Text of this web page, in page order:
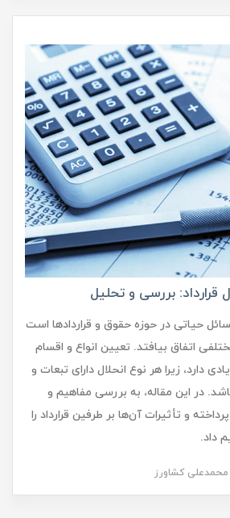
قرارداد: بررسی و تحلیل
حیاتی در حوزه حقوق و قراردادها است
اتفاق بیافتد. تعیین انواع و اقسام
دارد، زیرا هر نوع انحلال دارای تبعات و
در این مقاله، به بررسی مفاهیم و
و تأثیرات آن‌ها بر طرفین قرارداد را
داد.
محمدعلی کشاورز